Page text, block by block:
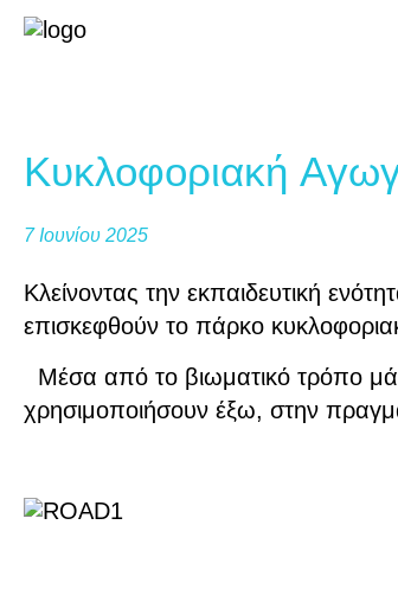
Κυκλοφοριακή
7 Ιουνίου 2025
Κλείνοντας την εκπαιδευτική
επισκεφθούν το πάρκο
Μέσα από το βιωματικό τρόπο
χρησιμοποιήσουν έξω, στην